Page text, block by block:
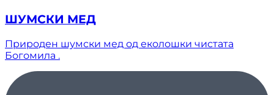
ШУМСКИ МЕД
Природен шумски мед од еколошки чистата
Богомила .